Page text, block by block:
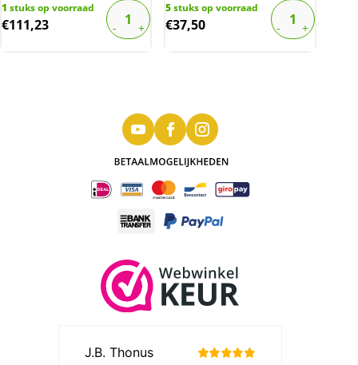
1 stuks op voorraad
€111,23
5stuks op voorraad
€37,50